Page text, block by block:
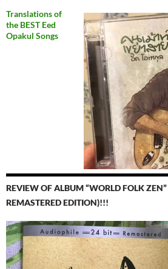
Translations of
the BEST Eed
Opakul Songs
REVIEW OF ALBUM “WORLD FOLK
REMASTERED EDITION)!!!